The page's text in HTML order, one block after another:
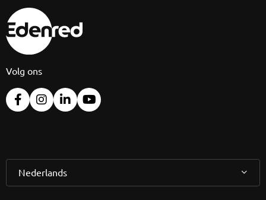
Volg ons
Nederlands